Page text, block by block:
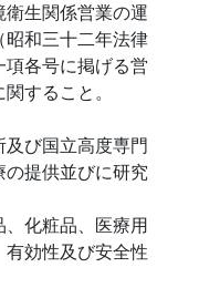
生関係営業の運
和三十二年法律
各号に掲げる営
すること。
び国立高度専門
提供並びに研究
化粧品、医療用
効性及び安全性